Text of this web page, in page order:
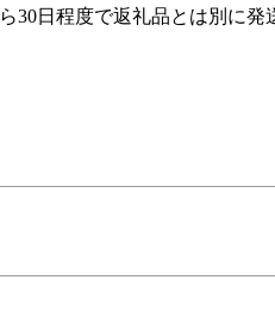
日程度で返礼品とは別に発